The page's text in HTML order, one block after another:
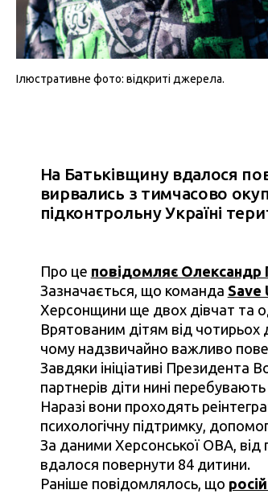
Ілюстративне фото: відкриті джерела.
На Батьківщину вдалося
вирвались з тимчасово
підконтрольну Україні
Про це повідомляє Олександр
Зазначається, що команда Save
Херсонщини ще двох дівчат та
Врятованим дітям від чотирьох
чому надзвичайно важливо
Завдяки ініціативі Президента
партнерів діти нині перебувають
Наразі вони проходять
психологічну підтримку,
За даними Херсонської ОВА,
вдалося повернути 84 дитини.
Раніше повідомлялось, що